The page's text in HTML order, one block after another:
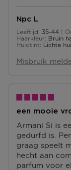
Npc L
Leeftijd
35 tot 4435-44
Haarkleur
Bruin
Huidtint
Lichte
Misbruik
een mooie
Armani Si is
gedurfd is.
graag speelt
hecht aan
parfum voor